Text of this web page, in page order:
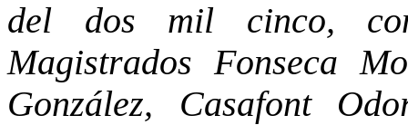
del dos mil cinco,
Magistrados Fonseca
González, Casafont